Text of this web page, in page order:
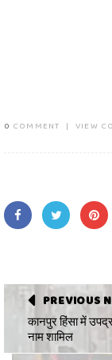
0 COMMENT | VIEW
PREVIOUS
कानपुर हिंसा में
नाम शामिल